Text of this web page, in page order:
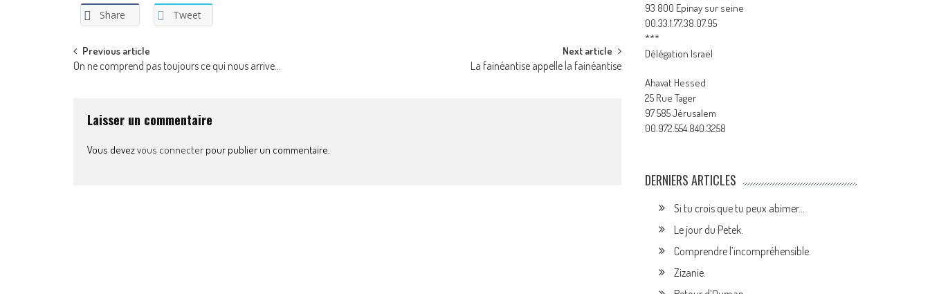
Share Tweet
Post
navigation
Previous article
On ne comprend pas toujours ce qui nous arrive…
Next article
La fainéantise appelle la fainéantise
Laisser un commentaire
Vous devezvous connecter pour publier un commentaire.
93 800 Epinay sur seine
00.33.1.77.38.07.95
***
Délégation Israël
Ahavat Hessed
25 Rue Tager
97 585 Jérusalem
00.972.554.840.3258
DERNIERS ARTICLES
Si tu crois que tu peux abimer…
Le jour du Petek.
Comprendre l’incompréhensible.
Zizanie.